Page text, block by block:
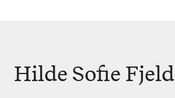
Hilde Sofie Fjeld